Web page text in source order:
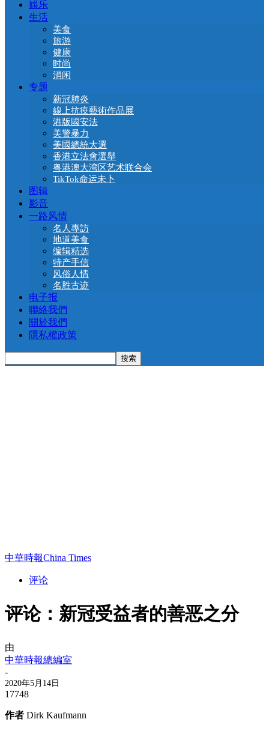
娛乐
生活
美食
旅游
健康
时尚
消闲
专题
新冠肺炎
線上抗疫藝術作品展
港版國安法
美警暴力
美國總統大選
香港立法會選舉
粤港澳大湾区艺术联合会
TikTok命运未卜
图辑
影音
一路风情
名人專訪
地道美食
编辑精选
特产手信
风俗人情
名胜古迹
电子报
聯絡我們
關於我們
隱私權政策
中華時報China Times
评论
评论：新冠受益者的善恶之分
由
中華時報總編室
-
2020年5月14日
17748
作者 Dirk Kaufmann